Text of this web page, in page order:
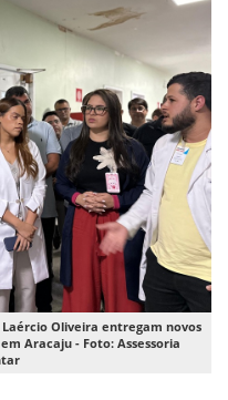
Oliveira entregam novos
Aracaju - Foto: Assessoria